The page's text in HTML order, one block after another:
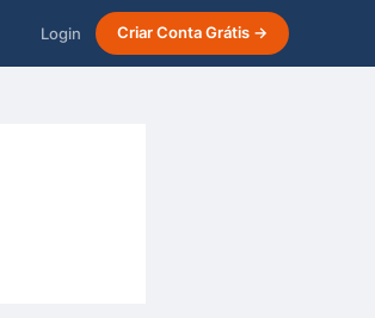
Login Criar Conta Grátis →